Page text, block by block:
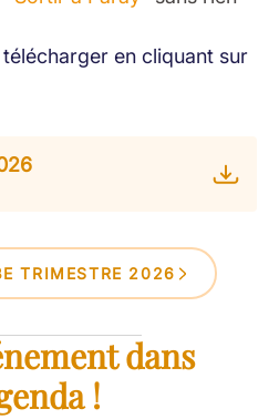
en cliquant sur
TRIMESTRE 2026
dans
!